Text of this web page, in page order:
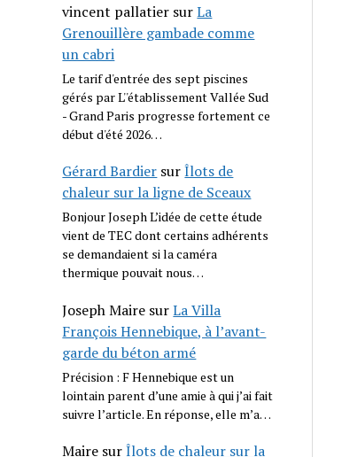
vincent pallatier surLa
Grenouillère gambade comme
un cabri
Le tarif d'entrée des sept piscines
gérés par L''établissement Vallée Sud
- Grand Paris progresse fortement ce
début d'été 2026…
Gérard Bardier surÎlots de
chaleur sur la ligne de Sceaux
Bonjour Joseph L’idée de cette étude
vient de TEC dont certains adhérents
se demandaient si la caméra
thermique pouvait nous…
Joseph Maire surLa Villa
François Hennebique, à l’avant-
garde du béton armé
Précision : F Hennebique est un
lointain parent d’une amie à qui j’ai fait
suivre l’article. En réponse, elle m’a…
Maire surÎlots de chaleur sur la